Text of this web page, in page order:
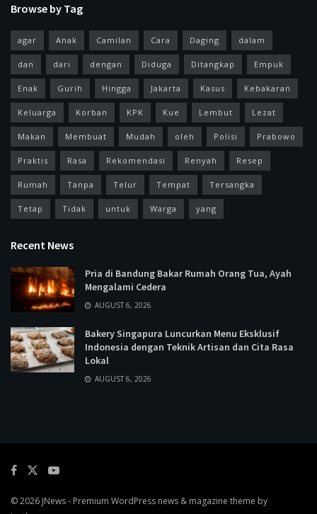
Browse by Tag
agar Anak Camilan Cara Daging dalam
dan dari dengan Diduga Ditangkap Empuk
Enak Gurih Hingga Jakarta Kasus Kebakaran
Keluarga Korban KPK Kue Lembut Lezat
Makan Membuat Mudah oleh Polisi Prabowo
Praktis Rasa Rekomendasi Renyah Resep
Rumah Tanpa Telur Tempat Tersangka
Tetap Tidak untuk Warga yang
Recent News
Pria di Bandung Bakar Rumah Orang Tua, Ayah
Mengalami Cedera
AUGUST 6, 2026
Bakery Singapura Luncurkan Menu Eksklusif
Indonesia dengan Teknik Artisan dan Cita Rasa
Lokal
AUGUST 6, 2026
© 2026 JNews- Premium WordPress news & magazine theme by